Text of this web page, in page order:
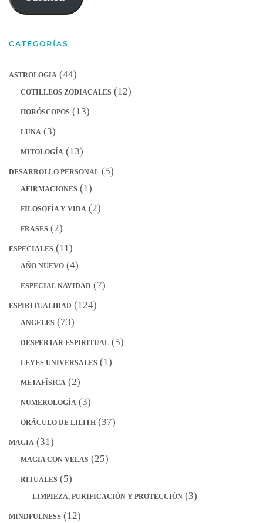
electrónico
CATEGORÍAS
ASTROLOGIA (44)
COTILLEOS ZODIACALES (12)
HORÓSCOPOS (13)
LUNA (3)
MITOLOGÍA (13)
DESARROLLO PERSONAL (5)
AFIRMACIONES (1)
FILOSOFÍA Y VIDA (2)
FRASES (2)
ESPECIALES (11)
AÑO NUEVO (4)
ESPECIAL NAVIDAD (7)
ESPIRITUALIDAD (124)
ANGELES (73)
DESPERTAR ESPIRITUAL (5)
LEYES UNIVERSALES (1)
METAFÍSICA (2)
NUMEROLOGÍA (3)
ORÁCULO DE LILITH (37)
MAGIA (31)
MAGIA CON VELAS (25)
RITUALES (5)
LIMPIEZA, PURIFICACIÓN Y PROTECCIÓN (3)
MINDFULNESS (12)